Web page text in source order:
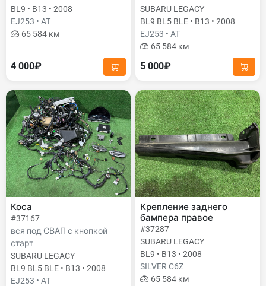
BL9 • B13 • 2008
EJ253 • AT
65 584 км
4 000₽
SUBARU LEGACY
BL9 BL5 BLE • B13 • 2008
EJ253 • AT
65 584 км
5 000₽
Коса
#37167
вся под СВАП с кнопкой
старт
SUBARU LEGACY
BL9 BL5 BLE • B13 • 2008
EJ253 • AT
Крепление заднего
бампера правое
#37287
SUBARU LEGACY
BL9 • B13 • 2008
SILVER C6Z
65 584 км